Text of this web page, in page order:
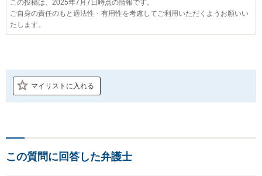
この投稿は、2025年7月7日時点の情報です。
ご自身の責任のもと適法性・有用性を考慮してご利用いただくようお願いい
たします。
マイリストに入れる
この質問に回答した弁護士